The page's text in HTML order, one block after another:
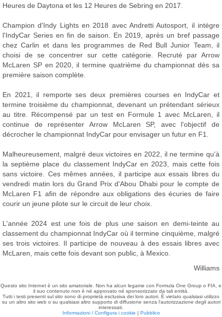
Heures de Daytona et les 12 Heures de Sebring en 2017.
Champion d'Indy Lights en 2018 avec Andretti Autosport, il intègre
l'IndyCar Series en fin de saison. En 2019, après un bref passage
chez Carlin et dans les programmes de Red Bull Junior Team, il
choisi de se concentrer sur cette catégorie. Recruté par Arrow
McLaren SP en 2020, il termine quatrième du championnat dès sa
première saison complète.
En 2021, il remporte ses deux premières courses en IndyCar et
termine troisième du championnat, devenant un prétendant sérieux
au titre. Récompensé par un test en Formule 1 avec McLaren, il
continue de représenter Arrow McLaren SP, avec l'objectif de
décrocher le championnat IndyCar pour envisager un futur en F1.
Malheureusement, malgré deux victoires en 2022, il ne termine qu'à
la septième place du classement IndyCar en 2023, mais cette fois
sans victoire. Ces mêmes années, il participe aux essais libres du
vendredi matin lors du Grand Prix d'Abou Dhabi pour le compte de
McLaren F1 afin de répondre aux obligations des écuries de faire
courir un jeune pilote sur le circuit de leur choix.
L'année 2024 est une fois de plus une saison en demi-teinte au
classement du championnat IndyCar où il termine cinquième, malgré
ses trois victoires. Il participe de nouveau à des essais libres avec
McLaren, mais cette fois devant son public, à Mexico.
Williams
Questo sito Internet è un sito amatoriale. Non ha alcun legame con Formula One Group o FIA, e
il suo contenuto non è né approvato né sponsorizzato da tali entità.
Tutti i testi presenti sul sito sono di proprietà esclusiva dei loro autori. È vietato qualsiasi utilizzo
su un altro sito web o su qualsiasi altro supporto di diffusione senza l'autorizzazione degli autori
interessati.
Informazioni / Configura i cookie | Pubblico